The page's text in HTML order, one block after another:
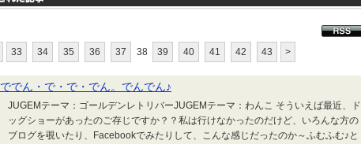
33 34 35 36 37 38 39 40 41 42 43 >
ででん・で・で・でん。でんでん♪
JUGEMテーマ：ゴールデンレトリバーJUGEMテーマ：わんこ そういえば最近、ド
ッグショーがあったのご存じですか？？私は行けなかったのだけど、いろんな方の
ブログを覗いたり、Facebookでみたりして、こんな感じだったのか～ふむふむ♪と